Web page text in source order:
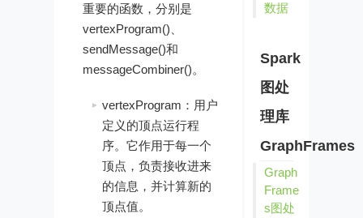
重要的函数，分别是
vertexProgram()、
sendMessage()和
messageCombiner()。
vertexProgram：用户
定义的顶点运行程
序。它作用于每一个
顶点，负责接收进来
的信息，并计算新的
顶点值。
数据
Spark
图处
理库
GraphFrames
Graph
Frame
s图处